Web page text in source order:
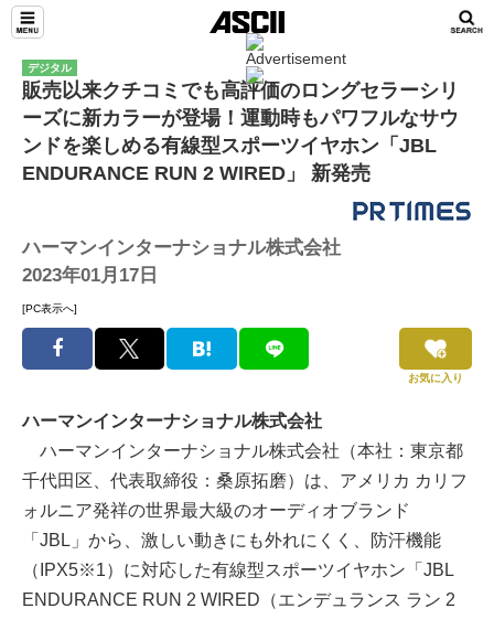
デジタル
販売以来クチコミでも高評価のロングセラーシリ
ーズに新カラーが登場！運動時もパワフルなサウ
ンドを楽しめる有線型スポーツイヤホン「JBL
ENDURANCE RUN 2 WIRED」 新発売
ハーマンインターナショナル株式会社
2023年01月17日
[PC表示へ]
お気に入り
ハーマンインターナショナル株式会社
ハーマンインターナショナル株式会社（本社：東京都
千代田区、代表取締役：桑原拓磨）は、アメリカ カリフ
ォルニア発祥の世界最大級のオーディオブランド
「JBL」から、激しい動きにも外れにくく、防汗機能
（IPX5※1）に対応した有線型スポーツイヤホン「JBL
ENDURANCE RUN 2 WIRED（エンデュランス ラン 2